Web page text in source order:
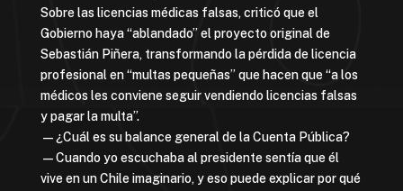
Sobre las licencias médicas falsas, criticó que el
Gobierno haya “ablandado” el proyecto original de
Sebastián Piñera, transformando la pérdida de licencia
profesional en “multas pequeñas” que hacen que “a los
médicos les conviene seguir vendiendo licencias falsas
y pagar la multa”.
—¿Cuál es su balance general de la Cuenta Pública?
—Cuando yo escuchaba al presidente sentía que él
vive en un Chile imaginario, y eso puede explicar por qué